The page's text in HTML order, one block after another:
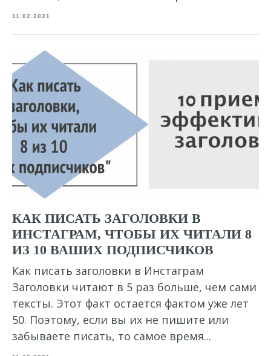
11.02.2021
КАК ПИСАТЬ ЗАГОЛОВКИ В
ИНСТАГРАМ, ЧТОБЫ ИХ ЧИТАЛИ 8
ИЗ 10 ВАШИХ ПОДПИСЧИКОВ
Как писать заголовки в Инстаграм
Заголовки читают в 5 раз больше, чем сами
тексты. Этот факт остается фактом уже лет
50. Поэтому, если вы их не пишите или
забываете писать, то самое время...